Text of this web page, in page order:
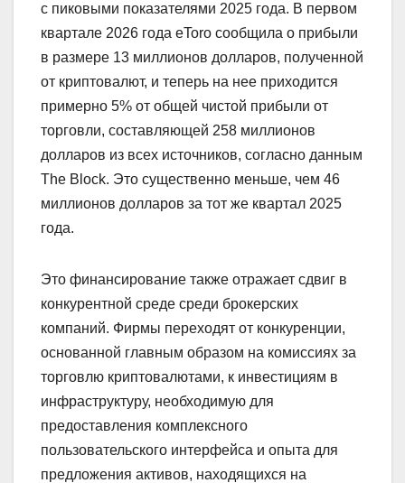
с пиковыми показателями 2025 года. В первом
квартале 2026 года eToro сообщила о прибыли
в размере 13 миллионов долларов, полученной
от криптовалют, и теперь на нее приходится
примерно 5% от общей чистой прибыли от
торговли, составляющей 258 миллионов
долларов из всех источников, согласно данным
The Block. Это существенно меньше, чем 46
миллионов долларов за тот же квартал 2025
года.
Это финансирование также отражает сдвиг в
конкурентной среде среди брокерских
компаний. Фирмы переходят от конкуренции,
основанной главным образом на комиссиях за
торговлю криптовалютами, к инвестициям в
инфраструктуру, необходимую для
предоставления комплексного
пользовательского интерфейса и опыта для
предложения активов, находящихся на